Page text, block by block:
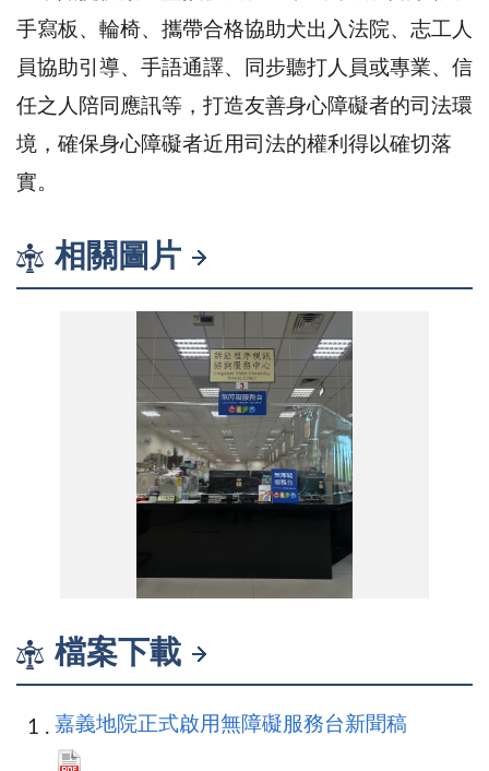
手寫板、輪椅、攜帶合格協助犬出入法院、志工人
員協助引導、手語通譯、同步聽打人員或專業、信
任之人陪同應訊等，打造友善身心障礙者的司法環
境，確保身心障礙者近用司法的權利得以確切落
實。
相關圖片
檔案下載
嘉義地院正式啟用無障礙服務台新聞稿